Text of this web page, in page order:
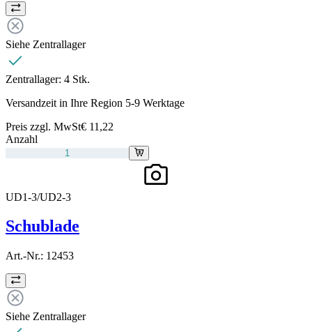
Siehe Zentrallager
Zentrallager: 4 Stk.
Versandzeit in Ihre Region 5-9 Werktage
Preis zzgl. MwSt€ 11,22
Anzahl
UD1-3/UD2-3
Schublade
Art.-Nr.: 12453
Siehe Zentrallager